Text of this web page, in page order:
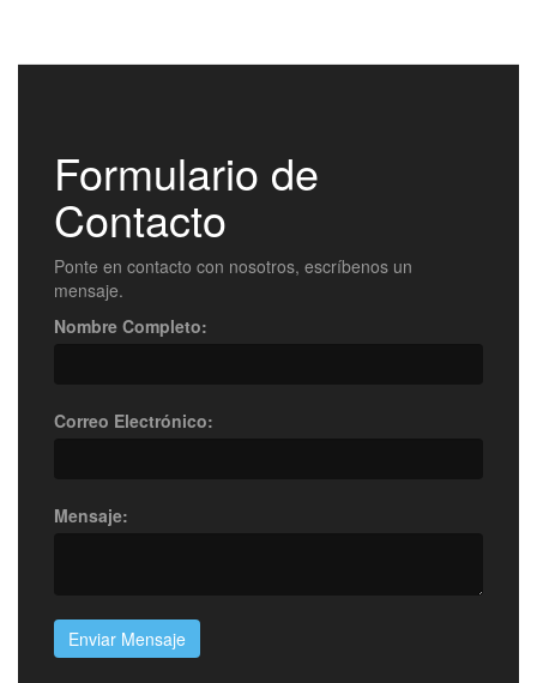
Formulario de
Contacto
Ponte en contacto con nosotros, escríbenos un
mensaje.
Nombre Completo:
Correo Electrónico:
Mensaje:
Enviar Mensaje